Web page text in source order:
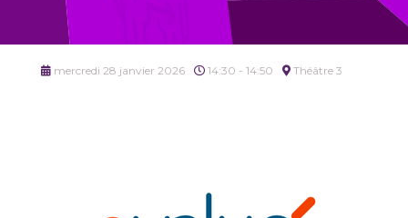
mercredi 28 janvier 2026 14:30 - 14:50 Théâtre 3